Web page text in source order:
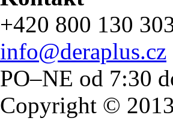
+420 800 130
info@deraplus.cz
PO–NE od 7:30
Copyright ©